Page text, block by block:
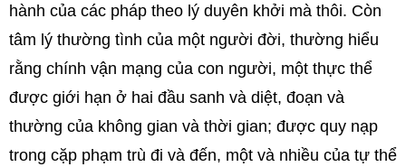
hành của các pháp theo lý duyên khởi mà thôi. Còn
tâm lý thường tình của một người đời, thường hiểu
rằng chính vận mạng của con người, một thực thể
được giới hạn ở hai đầu sanh và diệt, đoạn và
thường của không gian và thời gian; được quy nạp
trong cặp phạm trù đi và đến, một và nhiều của tự thể